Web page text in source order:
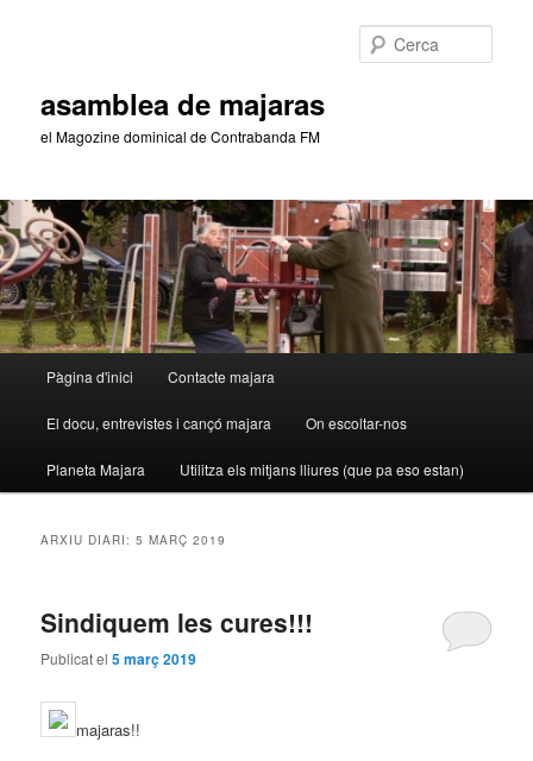
asamblea de majaras
el Magozine dominical de Contrabanda FM
principal
Pàgina d'inici Contacte majara
El docu, entrevistes i cançó majara On escoltar-nos
Planeta Majara Utilitza els mitjans lliures (que pa eso estan)
ARXIU DIARI:5 MARÇ 2019
Sindiquem les cures!!!
Publicat el5 març 2019
majaras!!